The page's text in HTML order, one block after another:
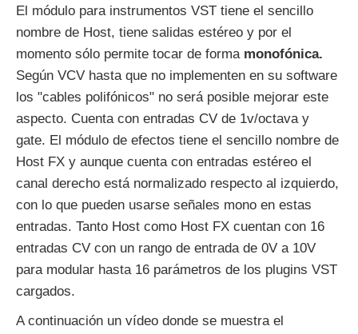
El módulo para instrumentos VST tiene el sencillo
nombre de Host, tiene salidas estéreo y por el
momento sólo permite tocar de forma monofónica.
Según VCV hasta que no implementen en su software
los "cables polifónicos" no será posible mejorar este
aspecto. Cuenta con entradas CV de 1v/octava y
gate. El módulo de efectos tiene el sencillo nombre de
Host FX y aunque cuenta con entradas estéreo el
canal derecho está normalizado respecto al izquierdo,
con lo que pueden usarse señales mono en estas
entradas. Tanto Host como Host FX cuentan con 16
entradas CV con un rango de entrada de 0V a 10V
para modular hasta 16 parámetros de los plugins VST
cargados.
A continuación un vídeo donde se muestra el